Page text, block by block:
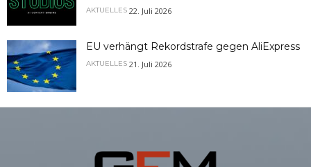
AKTUELLES 22. Juli 2026
EU verhängt Rekordstrafe gegen AliExpress
AKTUELLES 21. Juli 2026